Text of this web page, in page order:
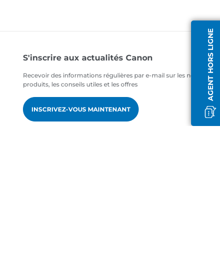
AGENT HORS LIGNE
S'inscrire aux actualités Canon
Recevoir des informations régulières par e-mail sur les nouveaux
produits, les conseils utiles et les offres
INSCRIVEZ-VOUS MAINTENANT